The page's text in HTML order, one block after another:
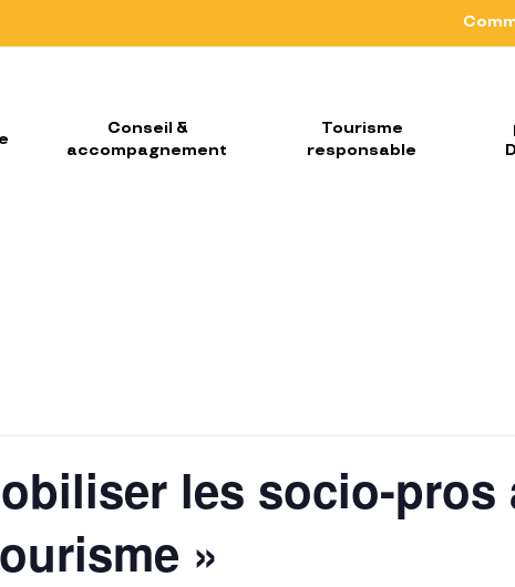
Conseil &
accompagnement
Tourisme
responsable
les socio-pros
»